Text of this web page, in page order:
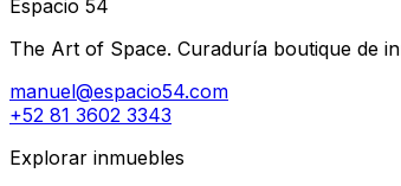
Espacio 54
The Art of Space. Curaduría boutique de
manuel@espacio54.com
+52 81 3602 3343
Explorar inmuebles